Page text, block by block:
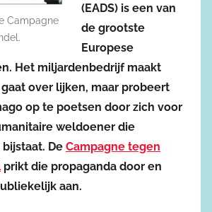
Campagne
(EADS) is een van
de grootste
Europese
Het miljardenbedrijf maakt
over lijken, maar probeert
op te poetsen door zich voor
weldoener die
De Campagne tegen
prikt die propaganda door en
aan.